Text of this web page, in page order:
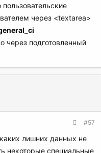
через <textarea>
через подготовленный
#57
лишних данных не
некоторые специальные